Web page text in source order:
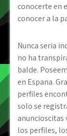
conocerte en
conocer a la
Nunca seri­a
no ha
balde.
en Espana.
perfiles
solo se
los perfiles,